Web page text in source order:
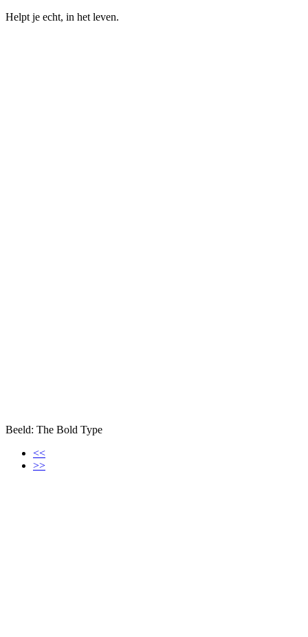
Helpt je echt, in het leven.
Beeld: The Bold Type
<<
>>